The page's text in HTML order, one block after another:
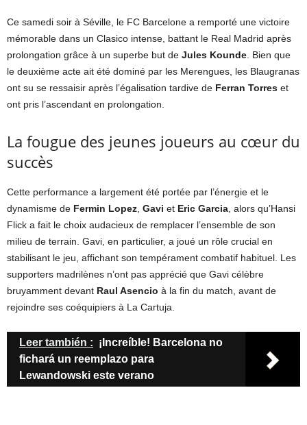
Ce samedi soir à Séville, le FC Barcelone a remporté une victoire
mémorable dans un Clasico intense, battant le Real Madrid après
prolongation grâce à un superbe but de Jules Kounde . Bien que
le deuxième acte ait été dominé par les Merengues, les Blaugranas
ont su se ressaisir après l’égalisation tardive de Ferran Torres et
ont pris l’ascendant en prolongation.
La fougue des jeunes joueurs au cœur du
succès
Cette performance a largement été portée par l’énergie et le
dynamisme de Fermin Lopez Gavi et Eric Garcia , alors qu’Hansi
Flick a fait le choix audacieux de remplacer l’ensemble de son
milieu de terrain. Gavi, en particulier, a joué un rôle crucial en
stabilisant le jeu, affichant son tempérament combatif habituel. Les
supporters madrilènes n’ont pas apprécié que Gavi célèbre
bruyamment devant Raul Asencio à la fin du match, avant de
rejoindre ses coéquipiers à La Cartuja.
Leer también : ¡Increíble! Barcelona no
fichará un reemplazo para
Lewandowski este verano